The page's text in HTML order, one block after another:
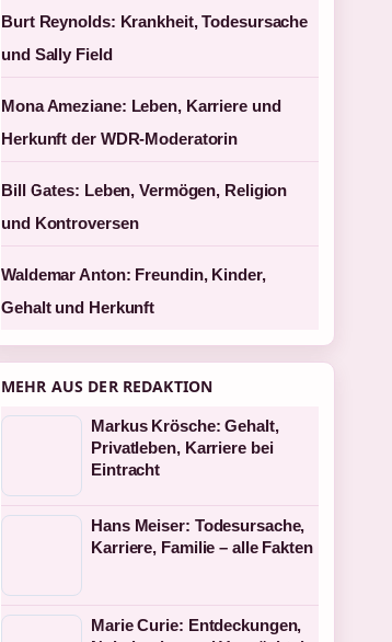
Burt Reynolds: Krankheit, Todesursache
und Sally Field
Mona Ameziane: Leben, Karriere und
Herkunft der WDR-Moderatorin
Bill Gates: Leben, Vermögen, Religion
und Kontroversen
Waldemar Anton: Freundin, Kinder,
Gehalt und Herkunft
MEHR AUS DER REDAKTION
Markus Krösche: Gehalt,
Privatleben, Karriere bei
Eintracht
Hans Meiser: Todesursache,
Karriere, Familie – alle Fakten
Marie Curie: Entdeckungen,